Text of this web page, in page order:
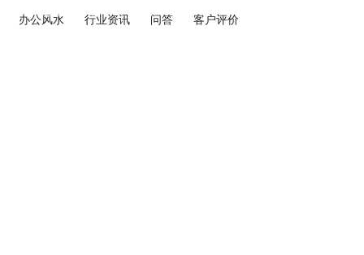
选哪种风格
办公风水 行业资讯 问答 客户评价